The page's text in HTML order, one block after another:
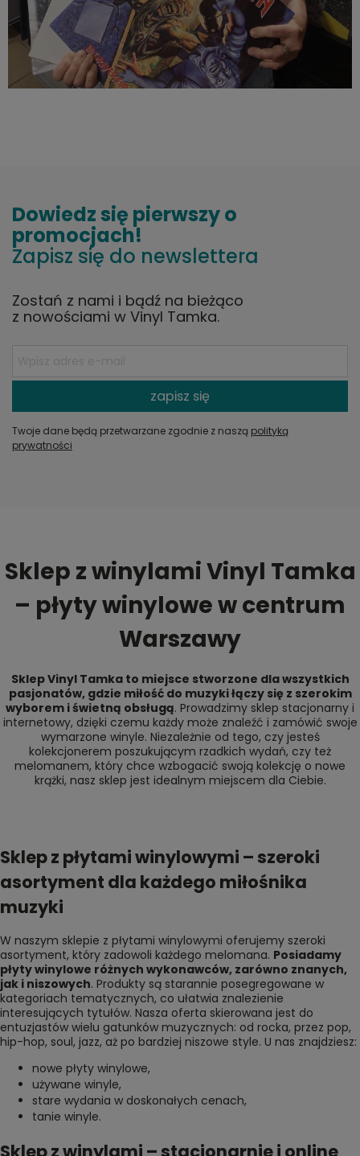
Dowiedz się pierwszy o
promocjach!
Zapisz się do newslettera
Zostań z nami i bądź na bieżąco
z nowościami w Vinyl Tamka.
zapisz się
Twoje dane będą przetwarzane zgodnie z naszą polityką
prywatności
Sklep z winylami Vinyl Tamka
– płyty winylowe w centrum
Warszawy
Sklep Vinyl Tamka to miejsce stworzone dla wszystkich
pasjonatów, gdzie miłość do muzyki łączy się z szerokim
wyborem i świetną obsługą. Prowadzimy sklep stacjonarny i
internetowy, dzięki czemu każdy może znaleźć i zamówić swoje
wymarzone winyle. Niezależnie od tego, czy jesteś
kolekcjonerem poszukującym rzadkich wydań, czy też
melomanem, który chce wzbogacić swoją kolekcję o nowe
krążki, nasz sklep jest idealnym miejscem dla Ciebie.
Sklep z płytami winylowymi – szeroki
asortyment dla każdego miłośnika
muzyki
W naszym sklepie z płytami winylowymi oferujemy szeroki
asortyment, który zadowoli każdego melomana. Posiadamy
płyty winylowe różnych wykonawców, zarówno znanych,
jak i niszowych. Produkty są starannie posegregowane w
kategoriach tematycznych, co ułatwia znalezienie
interesujących tytułów. Nasza oferta skierowana jest do
entuzjastów wielu gatunków muzycznych: od rocka, przez pop,
hip-hop, soul, jazz, aż po bardziej niszowe style. U nas znajdziesz:
nowe płyty winylowe,
używane winyle,
stare wydania w doskonałych cenach,
tanie winyle.